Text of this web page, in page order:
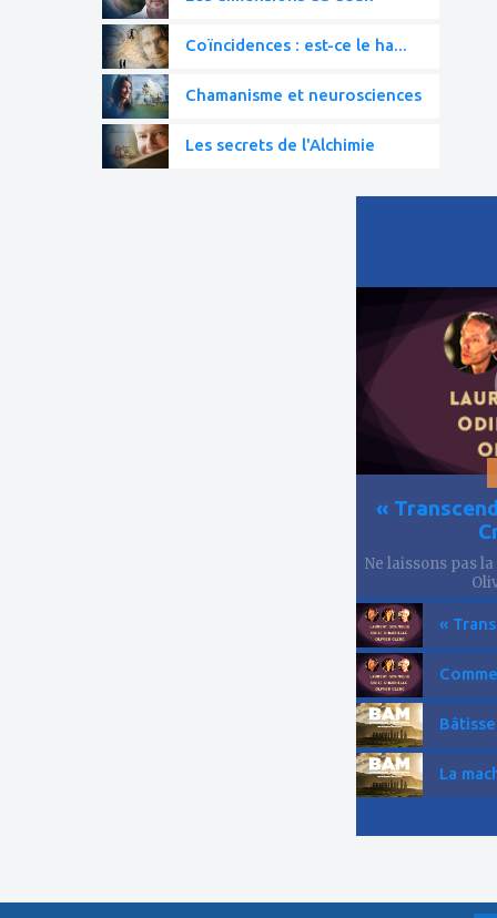
Coïncidences : est-ce le ha...
Chamanisme et neurosciences
Les secrets de l'Alchimie
favoris
«
Ne laissons pas
«
La